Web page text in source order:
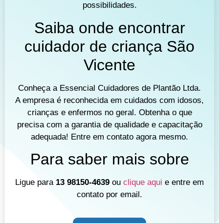
possibilidades.
Saiba onde encontrar
cuidador de criança São
Vicente
Conheça a Essencial Cuidadores de Plantão Ltda.
A empresa é reconhecida em cuidados com idosos,
crianças e enfermos no geral. Obtenha o que
precisa com a garantia de qualidade e capacitação
adequada! Entre em contato agora mesmo.
Para saber mais sobre
Ligue para 13 98150-4639 ou clique aqui e entre em
contato por email.